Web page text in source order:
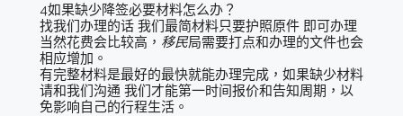
4如果缺少降签必要材料怎么办？
找我们办理的话 我们最简材料只要护照原件 即可办理
当然花费会比较高， 移民局需要打点和办理的文件也会
相应增加。
有完整材料是最好的最快就能办理完成，如果缺少材料
请和我们沟通 我们才能第一时间报价和告知周期，以
免影响自己的行程生活。